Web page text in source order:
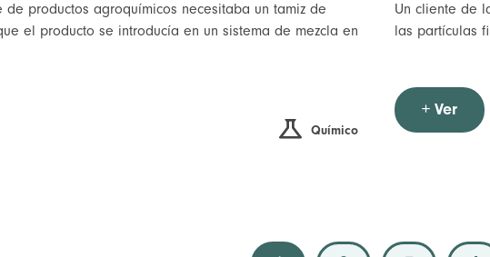
de productos agroquímicos necesitaba un tamiz de
el producto se introducía en un sistema de mezcla en
Químico
Un cliente de
las partículas
+ Ver